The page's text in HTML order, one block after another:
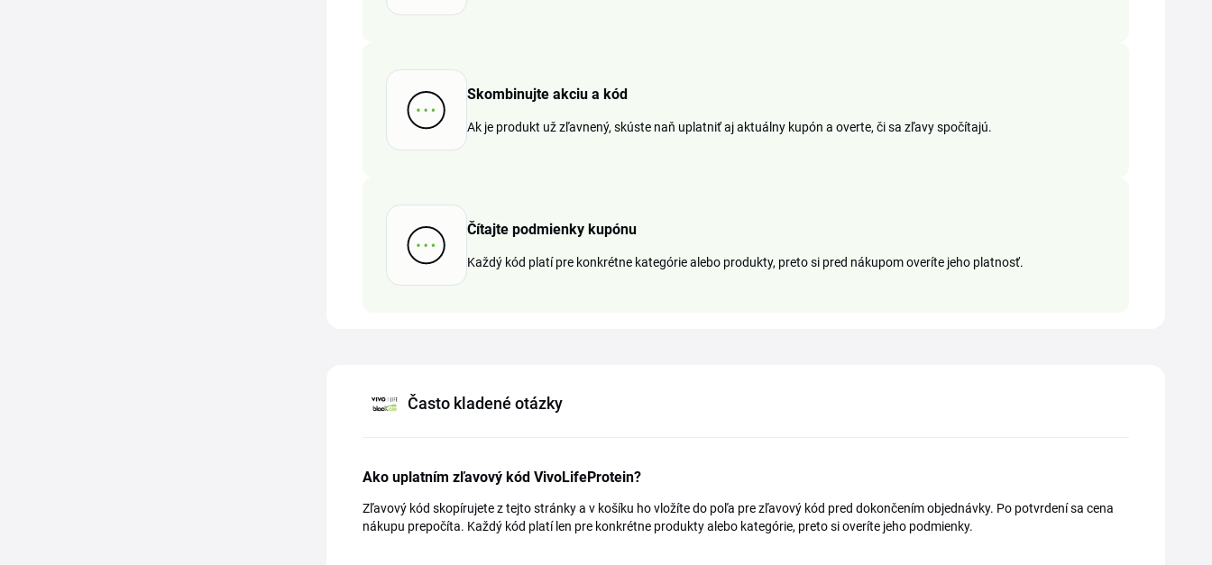
Skombinujte akciu a kód
Ak je produkt už zľavnený, skúste naň uplatniť aj aktuálny kupón a overte, či sa zľavy spočítajú.
Čítajte podmienky kupónu
Každý kód platí pre konkrétne kategórie alebo produkty, preto si pred nákupom overíte jeho platnosť.
Často kladené otázky
Ako uplatním zľavový kód VivoLifeProtein?
Zľavový kód skopírujete z tejto stránky a v košíku ho vložíte do poľa pre zľavový kód pred dokončením objednávky. Po potvrdení sa cena
nákupu prepočíta. Každý kód platí len pre konkrétne produkty alebo kategórie, preto si overíte jeho podmienky.